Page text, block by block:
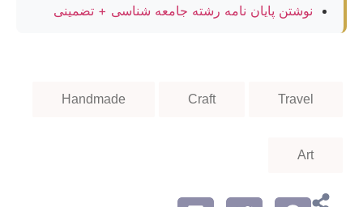
نوشتن پایان نامه رشته جامعه شناسی + تضمینی
Travel
Craft
Handmade
Art